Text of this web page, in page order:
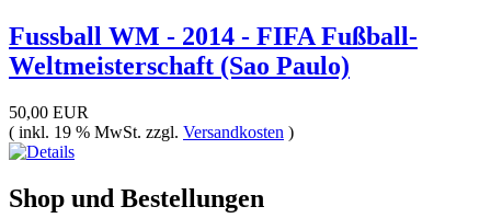
Fussball WM - 2014 - FIFA Fußball-
Weltmeisterschaft (Sao Paulo)
50,00 EUR
( inkl. 19 % MwSt. zzgl. Versandkosten )
Shop und Bestellungen